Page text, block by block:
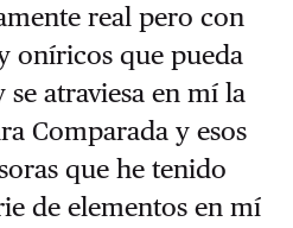
real pero con
oníricos que pueda
atraviesa en mí la
Comparada y esos
que he tenido
de elementos en mí